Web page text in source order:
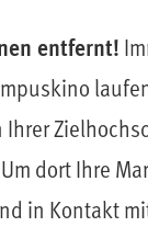
entfernt!
dort Ihre
in Kontakt